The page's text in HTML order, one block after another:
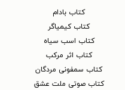
کتاب بادام
کتاب کیمیاگر
کتاب اسب سیاه
کتاب اثر مرکب
کتاب سمفونی مردگان
کتاب صوتی ملت عشق